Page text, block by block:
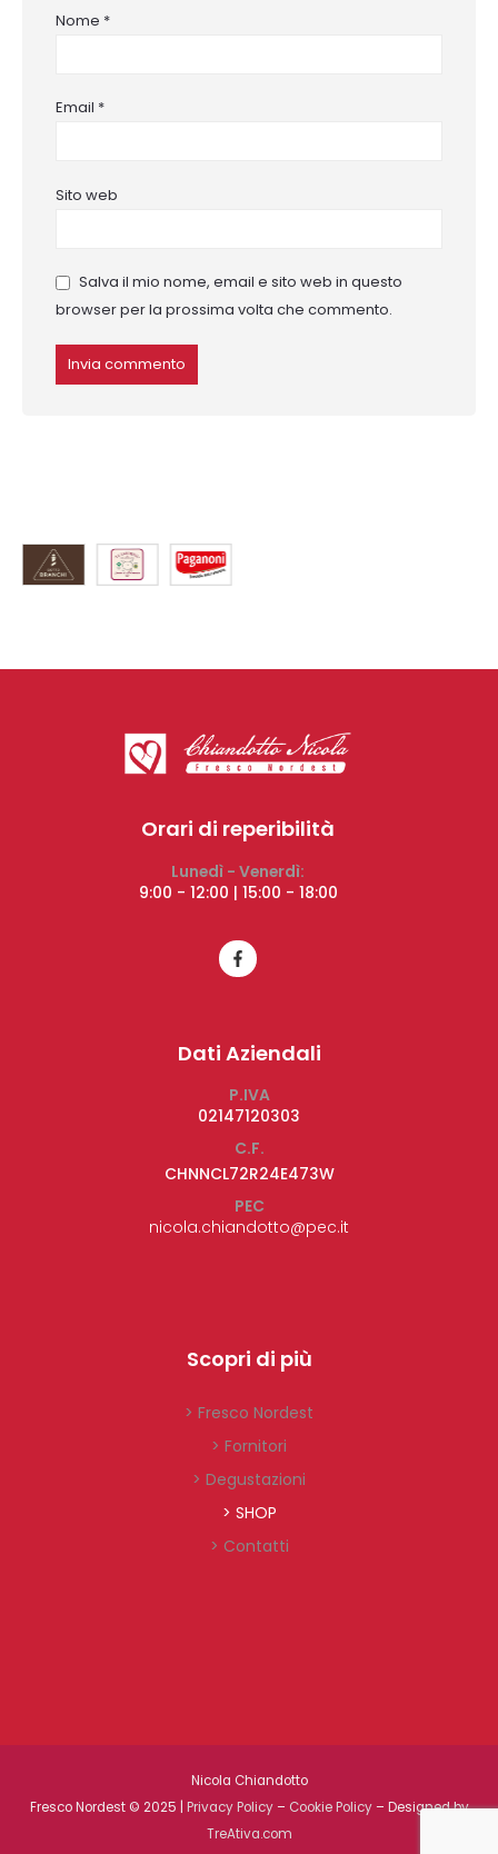
Nome *
Email *
Sito web
Salva il mio nome, email e sito web in questo
browser per la prossima volta che commento.
Orari di reperibilità
Lunedì - Venerdì:
9:00 - 12:00 | 15:00 - 18:00
Dati Aziendali
P.IVA
02147120303
C.F.
CHNNCL72R24E473W
PEC
nicola.chiandotto@pec.it
Scopri di più
> Fresco Nordest
> Fornitori
> Degustazioni
> SHOP
> Contatti
Nicola Chiandotto
Fresco Nordest © 2025 | Privacy Policy– Cookie Policy– Designed by
TreAtiva.com